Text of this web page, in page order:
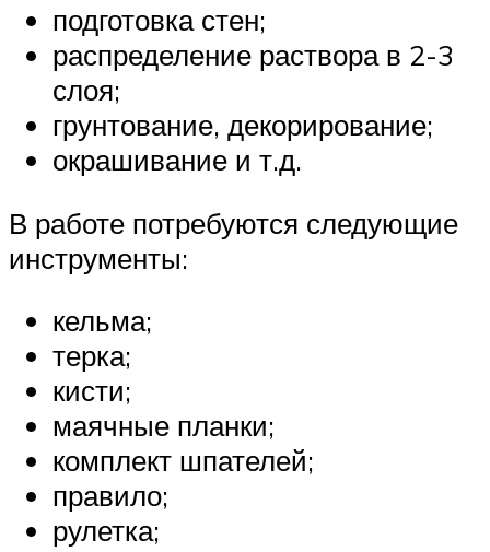
подготовка стен;
распределение раствора в 2-3
слоя;
грунтование, декорирование;
окрашивание и т.д.
В работе потребуются следующие
инструменты:
кельма;
терка;
кисти;
маячные планки;
комплект шпателей;
правило;
рулетка;